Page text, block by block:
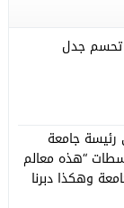
تحسم جدل
رئيسة جامعة
سطات “هذه معالم
وهكذا دبرنا